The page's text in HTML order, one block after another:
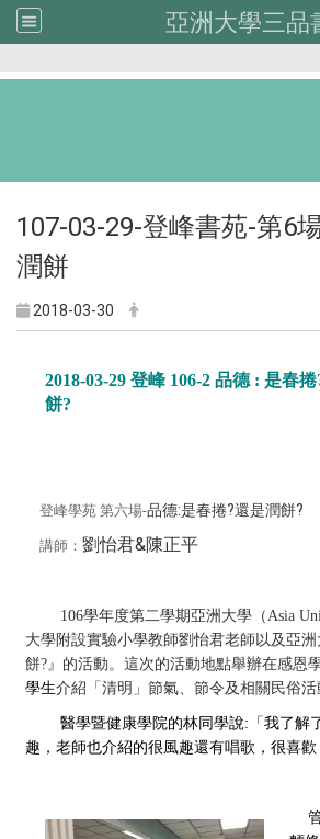
亞洲大學三品
107-03-29-登峰書苑-第6
潤餅
2018-03-30
2018-03-29 登峰 106-2 品德 : 是春
餅?
登峰學苑 第六場-品德:是春捲?還是潤餅?
講師 ： 劉怡君&陳正平
106學年度第二學期亞洲大學（Asia
大學附設實驗小學教師劉怡君老師以及亞
餅?』的活動。這次的活動地點舉辦在感恩
學生介紹「清明」節氣、節令及相關民俗活
醫學暨健康學院的林同學說:「我了解
趣，老師也介紹的很風趣還有唱歌，很喜